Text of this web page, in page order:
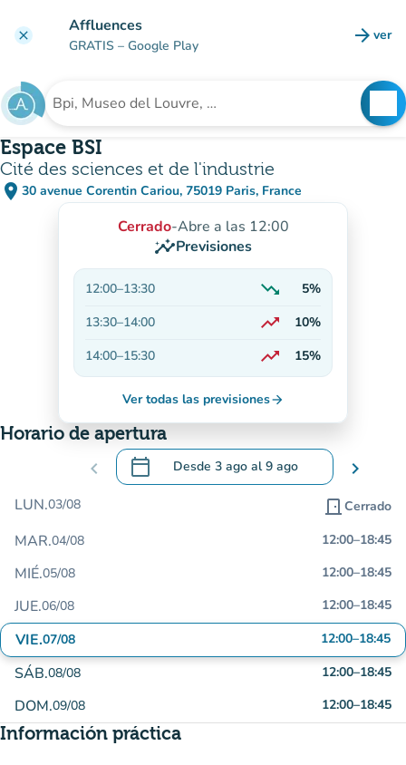
clear Affluences
GRATIS – Google Play arrow_forward ver
Buscar un establecimiento
Espace BSI
Cité des sciences et de l'industrie
place 30 avenue Corentin Cariou, 75019 Paris, France
(abrir en Google Maps)
(nueva pestaña)
Cerrado-Abre a las 12:00
insightsPrevisiones
12:00–13:30 trending_down
5%
13:30–14:00 trending_up
10%
14:00–15:30 trending_up
En aumento
15%
Ver todas las previsionesarrow_forward
Horario de apertura
chevron_left calendar_today Desde 3 ago al9 ago
.Abra el calendario para cambiar las
chevron_right
LUN.03/08 door_front Cerrado
MAR.04/08 12:00–18:45
MIÉ.05/08 12:00–18:45
JUE.06/08 12:00–18:45
VIE.07/08 12:00–18:45
SÁB.08/08 12:00–18:45
DOM.09/08 12:00–18:45
Información práctica